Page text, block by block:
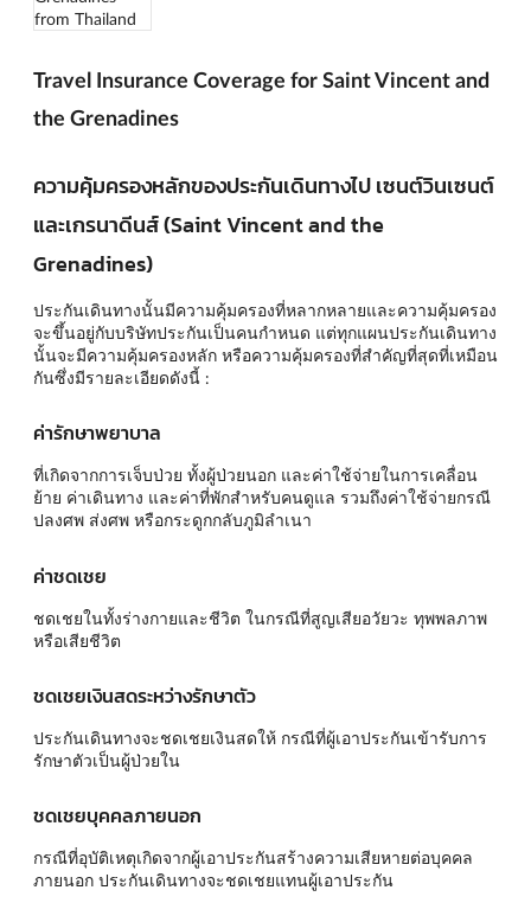
Travel Insurance Coverage for Saint Vincent and
the Grenadines
ความคุ้มครองหลักของประกันเดินทางไป เซนต์วินเซนต์
และเกรนาดีนส์ (Saint Vincent and the
Grenadines)
ประกันเดินทางนั้นมีความคุ้มครองที่หลากหลายและความคุ้มครอง
จะขึ้นอยู่กับบริษัทประกันเป็นคนกำหนด แต่ทุกแผนประกันเดินทาง
นั้นจะมีความคุ้มครองหลัก หรือความคุ้มครองที่สำคัญที่สุดที่เหมือน
กันซึ่งมีรายละเอียดดังนี้ :
ค่ารักษาพยาบาล
ที่เกิดจากการเจ็บป่วย ทั้งผู้ป่วยนอก และค่าใช้จ่ายในการเคลื่อน
ย้าย ค่าเดินทาง และค่าที่พักสำหรับคนดูแล รวมถึงค่าใช้จ่ายกรณี
ปลงศพ ส่งศพ หรือกระดูกกลับภูมิลำเนา
ค่าชดเชย
ชดเชยในทั้งร่างกายและชีวิต ในกรณีที่สูญเสียอวัยวะ ทุพพลภาพ
หรือเสียชีวิต
ชดเชยเงินสดระหว่างรักษาตัว
ประกันเดินทางจะชดเชยเงินสดให้ กรณีที่ผู้เอาประกันเข้ารับการ
รักษาตัวเป็นผู้ป่วยใน
ชดเชยบุคคลภายนอก
กรณีที่อุบัติเหตุเกิดจากผู้เอาประกันสร้างความเสียหายต่อบุคคล
ภายนอก ประกันเดินทางจะชดเชยแทนผู้เอาประกัน